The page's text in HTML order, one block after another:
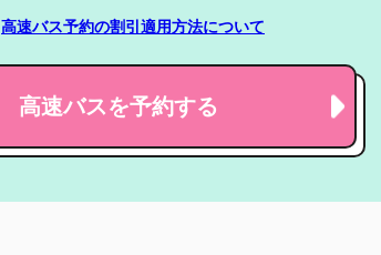
高速バス予約の割引適用方法について
高速バスを予約する